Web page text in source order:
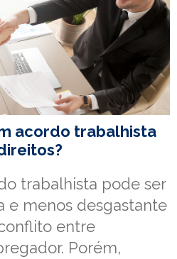
acordo trabalhista
trabalhista pode ser
e menos desgastante
entre
Porém,